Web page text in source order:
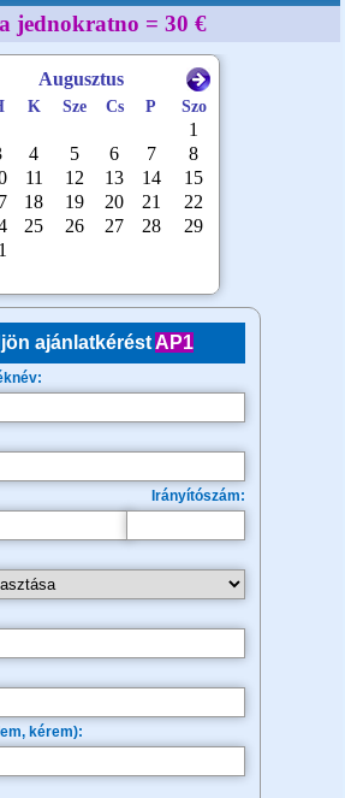
jednokratno = 30 €
ajánlatkéréstAP1
Irányítószám:
kérem):